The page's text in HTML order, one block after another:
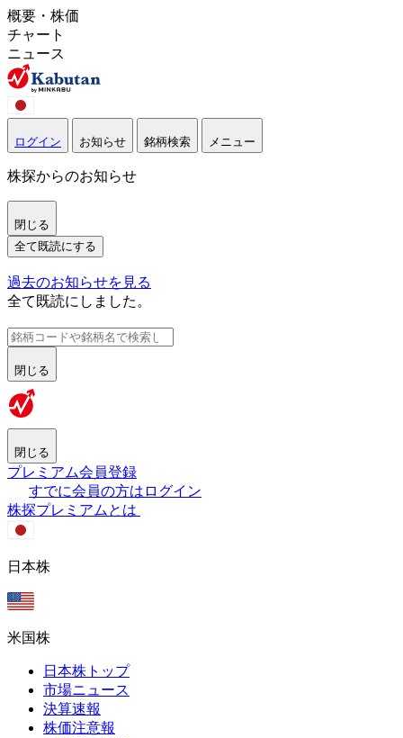
概要・株価
チャート
ニュース
ログイン お知らせ 銘柄検索 メニュー
株探からのお知らせ
閉じる
全て既読にする
過去のお知らせを見る
全て既読にしました。
閉じる
閉じる
プレミアム会員登録
すでに会員の方はログイン
株探プレミアムとは
日本株
米国株
日本株トップ
市場ニュース
決算速報
株価注意報